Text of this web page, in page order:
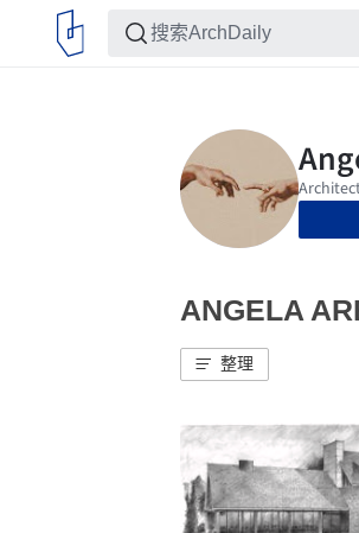
ANGELA
整理